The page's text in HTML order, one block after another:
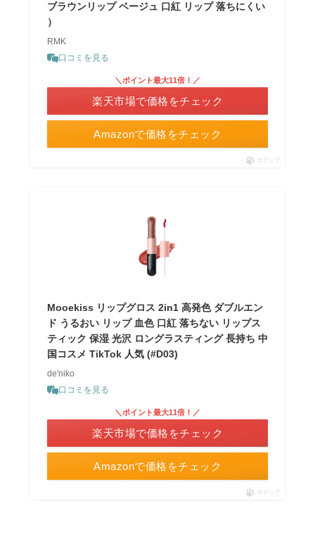
ブラウンリップ ベージュ 口紅 リップ 落ちにくい
）
RMK
口コミを見る
Amazonで価格をチェック
＼ポイント最大11倍！／
楽天市場で価格をチェック
ポチップ
Mooekiss リップグロス 2in1 高発色 ダブルエン
ド うるおい リップ 血色 口紅 落ちない リップス
ティック 保湿 光沢 ロングラスティング 長持ち 中
国コスメ TikTok 人気 (#D03)
de'niko
口コミを見る
Amazonで価格をチェック
＼ポイント最大11倍！／
楽天市場で価格をチェック
ポチップ